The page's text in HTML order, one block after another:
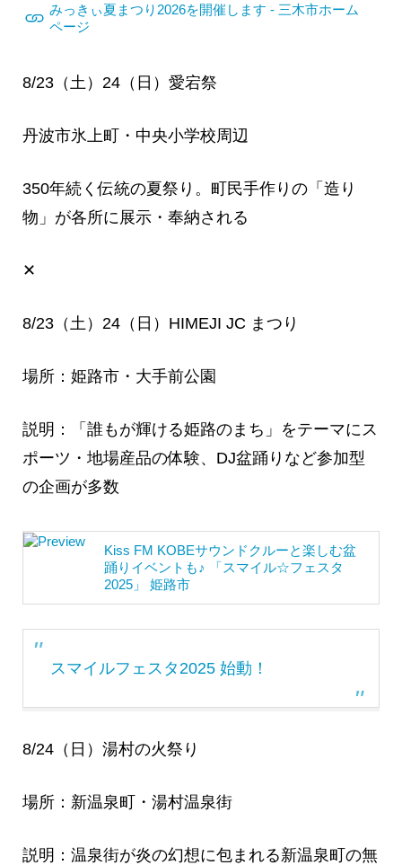
みっきぃ夏まつり2026を開催します - 三木市ホーム
ページ
8/23（土）24（日）愛宕祭
丹波市氷上町・中央小学校周辺
350年続く伝統の夏祭り。町民手作りの「造り
物」が各所に展示・奉納される
‪✕‬
8/23（土）24（日）HIMEJI JC まつり
場所：姫路市・大手前公園
説明：「誰もが輝ける姫路のまち」をテーマにス
ポーツ・地場産品の体験、DJ盆踊りなど参加型
の企画が多数
Kiss FM KOBEサウンドクルーと楽しむ盆
踊りイベントも♪ 「スマイル☆フェスタ
2025」 姫路市
スマイルフェスタ2025 始動！
8/24（日）湯村の火祭り
場所：新温泉町・湯村温泉街
説明：温泉街が炎の幻想に包まれる新温泉町の無